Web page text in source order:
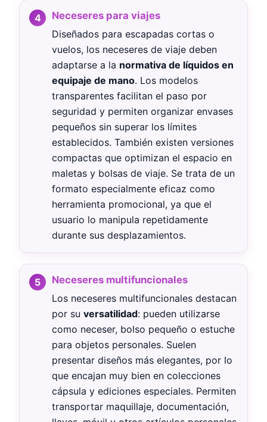
Neceseres para viajes
Diseñados para escapadas cortas o
vuelos, los neceseres de viaje deben
adaptarse a la normativa de líquidos en
equipaje de mano. Los modelos
transparentes facilitan el paso por
seguridad y permiten organizar envases
pequeños sin superar los límites
establecidos. También existen versiones
compactas que optimizan el espacio en
maletas y bolsas de viaje. Se trata de un
formato especialmente eficaz como
herramienta promocional, ya que el
usuario lo manipula repetidamente
durante sus desplazamientos.
Neceseres multifuncionales
Los neceseres multifuncionales destacan
por su versatilidad: pueden utilizarse
como neceser, bolso pequeño o estuche
para objetos personales. Suelen
presentar diseños más elegantes, por lo
que encajan muy bien en colecciones
cápsula y ediciones especiales. Permiten
transportar maquillaje, documentación,